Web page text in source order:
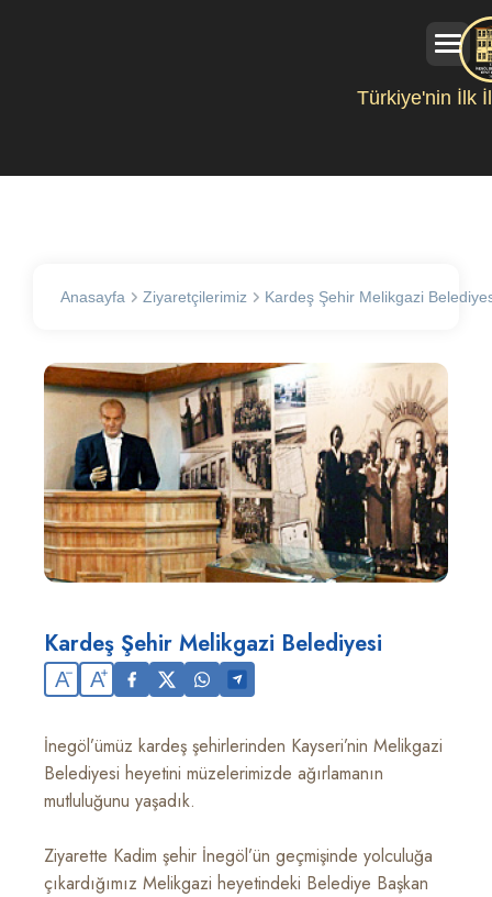
Türkiye'nin İlk
Anasayfa Ziyaretçilerimiz Kardeş Şehir Melikgazi
Kardeş Şehir Melikgazi Belediyesi
A A
İnegöl’ümüz kardeş şehirlerinden Kayseri’nin Melikgazi
Belediyesi heyetini müzelerimizde ağırlamanın
mutluluğunu yaşadık.
Ziyarette Kadim şehir İnegöl’ün geçmişinde yolculuğa
çıkardığımız Melikgazi heyetindeki Belediye Başkan